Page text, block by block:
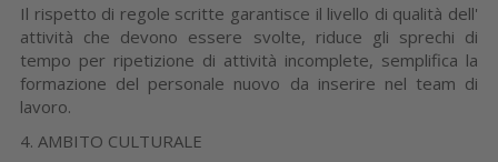
Il rispetto di regole scritte garantisce il livello di qualità dell'
attività che devono essere svolte, riduce gli sprechi di
tempo per ripetizione di attività incomplete, semplifica la
formazione del personale nuovo da inserire nel team di
lavoro.
4. AMBITO CULTURALE